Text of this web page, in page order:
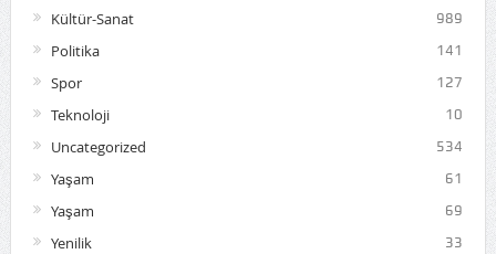
Kültür-Sanat 989
Politika 141
Spor 127
Teknoloji 10
Uncategorized 534
Yaşam 61
Yaşam 69
Yenilik 33